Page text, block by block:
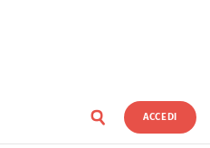
ACCEDI